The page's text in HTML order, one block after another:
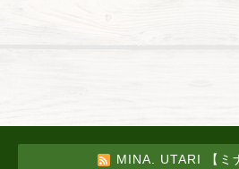
MINA. UTARI 【ミ